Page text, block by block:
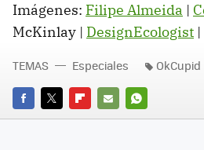
Imágenes: Filipe Almeida |
McKinlay | DesignEcologist
FACEBOOK
TWITTERFLIPBOARD
E-
WHATSAPP
TEMAS Especiales OkCupid